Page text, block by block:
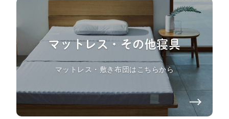
マットレス・その他寝具
マットレス・敷き布団はこちらから